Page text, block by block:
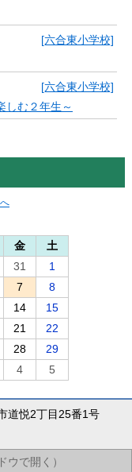
[六合東小学校]
[六合東小学校]
しむ２年生～
金
土
31
1
7
8
14
15
21
22
28
29
4 5
道悦2丁目25番1号
ウで開く）